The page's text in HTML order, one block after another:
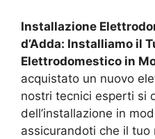
Installazione
d’Adda: Installiamo il
Elettrodomestico in
acquistato un nuovo
nostri tecnici esperti si
dell’installazione in
assicurandoti che il